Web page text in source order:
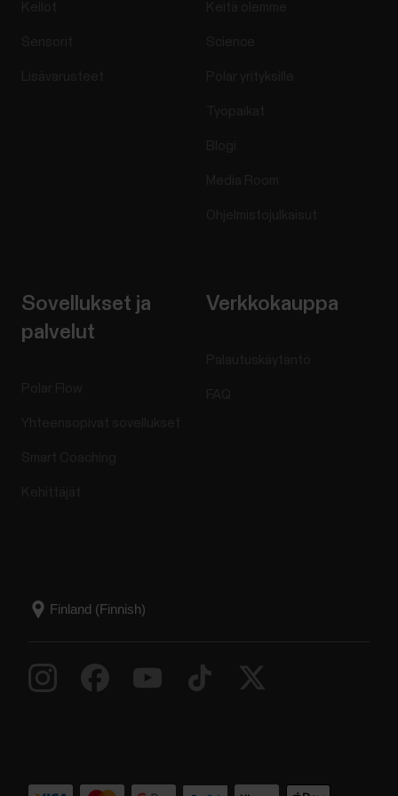
Sovellukset ja
palvelut
Verkkokauppa